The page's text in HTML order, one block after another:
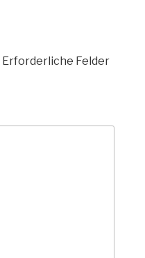
Erforderliche Felder